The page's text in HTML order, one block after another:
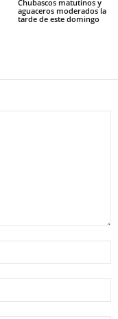
Chubascos matutinos y
aguaceros moderados la
tarde de este domingo